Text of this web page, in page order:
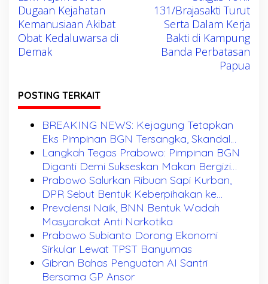
v
i
g
i
Dugaan Kejahatan
Kemanusiaan Akibat
Obat Kedaluwarsa di
Demak
131/Brajasakti Turut
Serta Dalam Kerja
Bakti di Kampung
Banda Perbatasan
Papua
POSTING TERKAIT
BREAKING NEWS: Kejagung Tetapkan
Eks Pimpinan BGN Tersangka, Skandal
MBG Makin Terkuak Usai Dadan
Hindayana Dicopot
Langkah Tegas Prabowo: Pimpinan BGN
Diganti Demi Sukseskan Makan Bergizi
Gratis
Prabowo Salurkan Ribuan Sapi Kurban,
DPR Sebut Bentuk Keberpihakan ke
Rakyat
Prevalensi Naik, BNN Bentuk Wadah
Masyarakat Anti Narkotika
Prabowo Subianto Dorong Ekonomi
Sirkular Lewat TPST Banyumas
Gibran Bahas Penguatan AI Santri
Bersama GP Ansor